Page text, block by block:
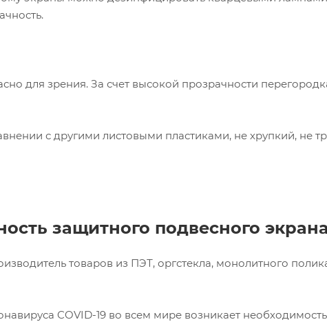
для зрения. За счет высокой прозрачности
с другими листовыми пластиками, не хрупкий, не
защитного подвесного экрана
товаров из ПЭТ, оргстекла, монолитного
COVID-19 во всем мире возникает